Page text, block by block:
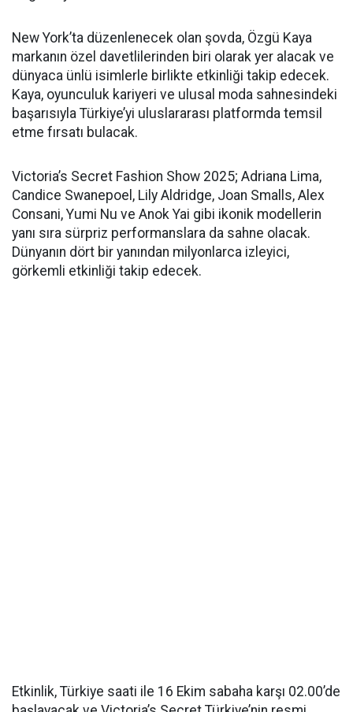
New York’ta düzenlenecek olan şovda, Özgü Kaya
markanın özel davetlilerinden biri olarak yer alacak ve
dünyaca ünlü isimlerle birlikte etkinliği takip edecek.
Kaya, oyunculuk kariyeri ve ulusal moda sahnesindeki
başarısıyla Türkiye’yi uluslararası platformda temsil
etme fırsatı bulacak.
Victoria’s Secret Fashion Show 2025; Adriana Lima,
Candice Swanepoel, Lily Aldridge, Joan Smalls, Alex
Consani, Yumi Nu ve Anok Yai gibi ikonik modellerin
yanı sıra sürpriz performanslara da sahne olacak.
Dünyanın dört bir yanından milyonlarca izleyici,
görkemli etkinliği takip edecek.
Etkinlik, Türkiye saati ile 16 Ekim sabaha karşı 02.00’de